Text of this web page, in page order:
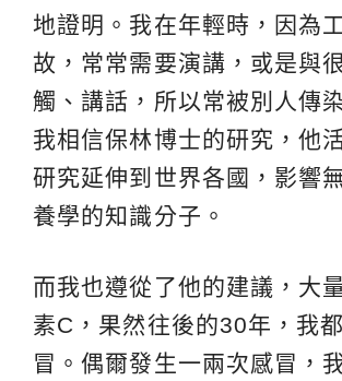
地證明。我在年輕時，因為
故，常常需要演講，或是與
觸、講話，所以常被別人傳
我相信保林博士的研究，他
研究延伸到世界各國，影響
養學的知識分子。
而我也遵從了他的建議，大
素C，果然往後的30年，我
冒。偶爾發生一兩次感冒，